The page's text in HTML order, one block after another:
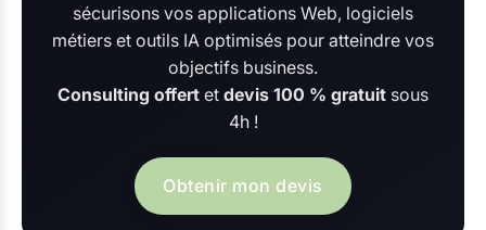
sécurisons vos applications Web, logiciels
métiers et outils IA optimisés pour atteindre vos
objectifs business.
Consulting offert et devis 100 % gratuit sous
4h !
Obtenir mon devis